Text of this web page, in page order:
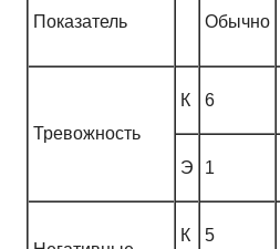
Показатель Обычно
Тревожность
К 6
Э 1
К 5